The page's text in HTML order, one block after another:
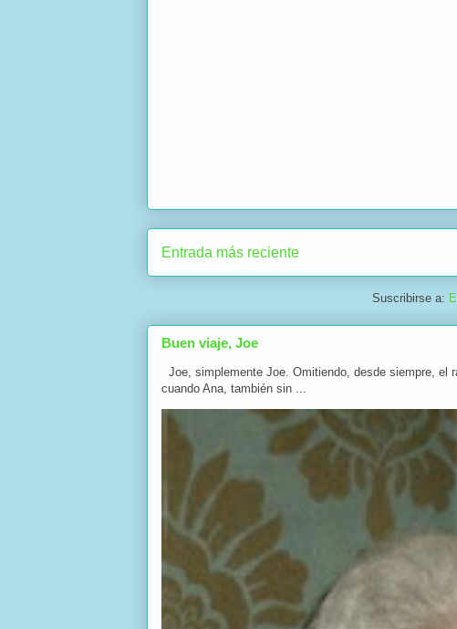
Entrada más reciente
Suscribirse a:
Buen viaje, Joe
Joe, simplemente Joe. Omitiendo, desde siempre, el
cuando Ana, también sin ...